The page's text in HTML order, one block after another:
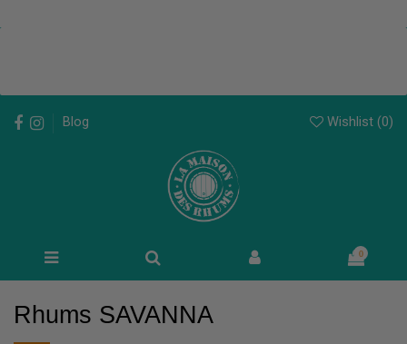
Blog Wishlist (0)
0
Rhums SAVANNA